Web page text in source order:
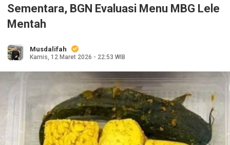
Sementara, BGN Evaluasi Menu MBG Lele
Mentah
Musdalifah
Kamis, 12 Maret 2026 - 22:53 WIB